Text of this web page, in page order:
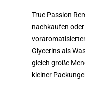
True Passion
nachkaufen
Glycerins als
gleich große
kleiner